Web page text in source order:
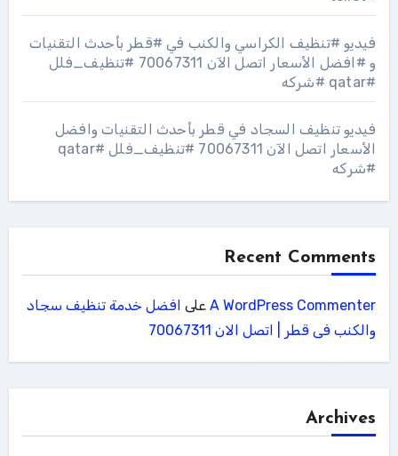
فيديو #تنظيف الكراسي والكنب في #قطر بأحدث التقنيات
و #افضل الأسعار اتصل الآن 70067311 #تنظيف_فلل
#qatar #شركه
فيديو تنظيف السجاد في قطر بأحدث التقنيات وافضل
الأسعار اتصل الآن 70067311 #تنظيف_فلل #qatar
#شركه
Recent Comments
A WordPress Commenterعلى افضل خدمة تنظيف سجاد
والكنب فى قطر | اتصل الان 70067311
Archives